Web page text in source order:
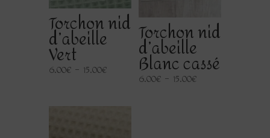
Torchon nid
d’abeille
Vert
6.00€ – 15.00€Plage
6.00€
Torchon nid
d’abeille
Blanc cassé
6.00€ – 15.00€Plage